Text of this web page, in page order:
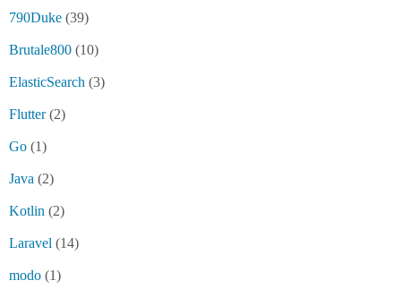
790Duke (39)
Brutale800 (10)
ElasticSearch (3)
Flutter(2)
Go (1)
Java (2)
Kotlin (2)
Laravel (14)
modo (1)